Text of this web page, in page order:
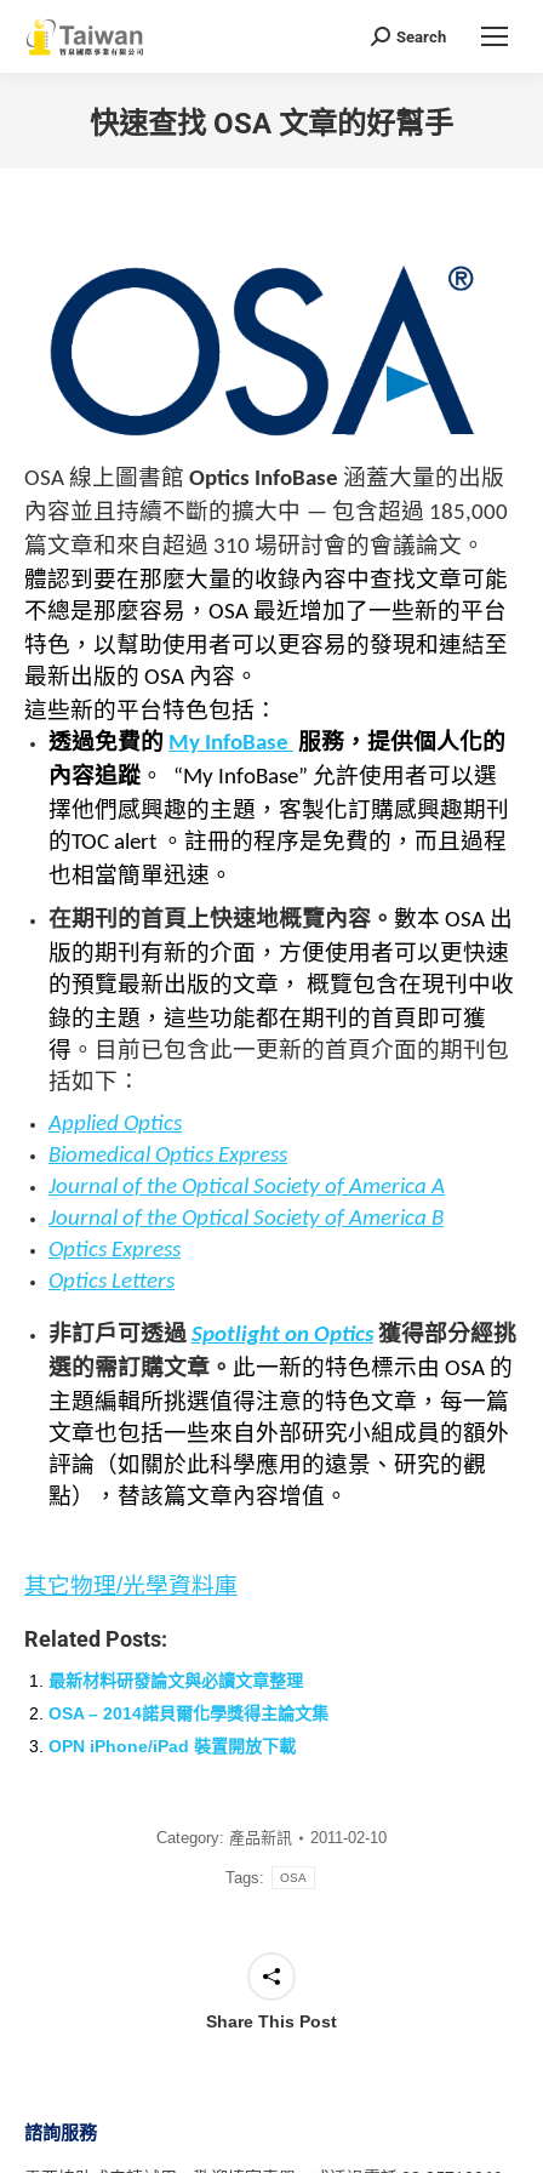
Search:
Search
快速查找 OSA 文章的好幫手
OSA 線上圖書館 Optics InfoBase 涵蓋大量的出版
內容並且持續不斷的擴大中 — 包含超過 185,000
篇文章和來自超過 310 場研討會的會議論文。
體認到要在那麼大量的收錄內容中查找文章可能
不總是那麼容易， OSA 最近增加了一些新的平台
特色，以幫助使用者可以更容易的發現和連結至
最新出版的 OSA 內容。
這些新的平台特色包括：
透過免費的 My InfoBase 服務，提供個人化的
內容追蹤 。 “My InfoBase” 允許使用者可以選
擇他們感興趣的主題，客製化訂購感興趣期刊
的TOC alert 。 註冊的程序是免費的，而且過程
也相當簡單迅速。
在期刊的首頁上快速地概覽內容。 數本 OSA 出
版的期刊有新的介面，方便使用者可以更快速
的預覽最新出版的文章， 概覽包含在現刊中收
錄的主題，這些功能都在期刊的首頁即可獲
得 。目前已包含此一更新的首頁介面的期刊包
括如下：
Applied Optics
Biomedical Optics Express
Journal of the Optical Society of America A
Journal of the Optical Society of America B
Optics Express
Optics Letters
非訂戶可透過 Spotlight on Optics 獲得部分經挑
選的需訂購文章 。 此一新的特色標示由 OSA 的
主題編輯所挑選值得注意的特色文章，每一篇
文章也包括一些來自外部研究小組成員的額外
評論（如關於此科學應用的遠景、研究的觀
點），替該篇文章內容增值。
其它物理/光學資料庫
Related Posts:
最新材料研發論文與必讀文章整理
OSA – 2014諾貝爾化學獎得主論文集
OPN iPhone/iPad 裝置開放下載
Category: 產品新訊 2011-02-10
Tags: OSA
Share This Post
諮詢服務